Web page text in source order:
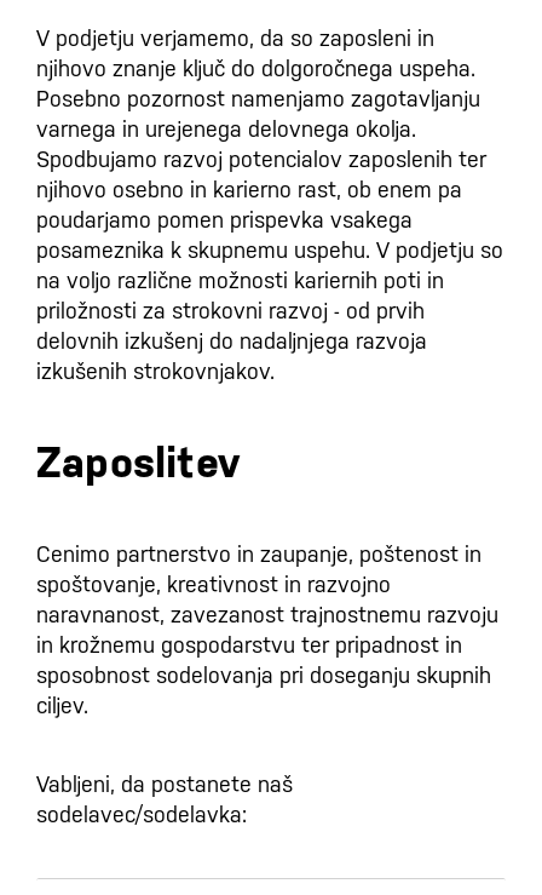
V podjetju verjamemo, da so zaposleni in
njihovo znanje ključ do dolgoročnega uspeha.
Posebno pozornost namenjamo zagotavljanju
varnega in urejenega delovnega okolja.
Spodbujamo razvoj potencialov zaposlenih ter
njihovo osebno in karierno rast, ob enem pa
poudarjamo pomen prispevka vsakega
posameznika k skupnemu uspehu. V podjetju so
na voljo različne možnosti kariernih poti in
priložnosti za strokovni razvoj - od prvih
delovnih izkušenj do nadaljnjega razvoja
izkušenih strokovnjakov.
Zaposlitev
Cenimo partnerstvo in zaupanje, poštenost in
spoštovanje, kreativnost in razvojno
naravnanost, zavezanost trajnostnemu razvoju
in krožnemu gospodarstvu ter pripadnost in
sposobnost sodelovanja pri doseganju skupnih
ciljev.
Vabljeni, da postanete naš
sodelavec/sodelavka: